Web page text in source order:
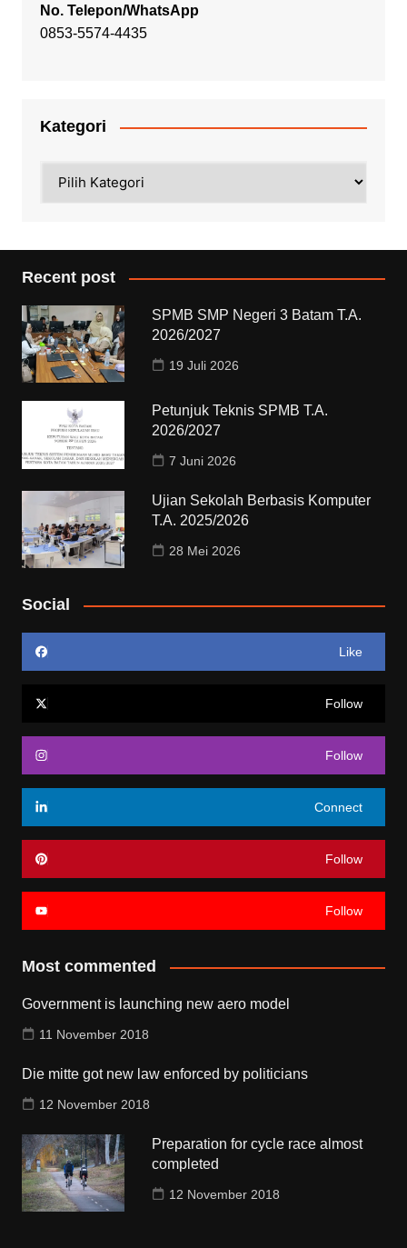
No. Telepon/WhatsApp
0853-5574-4435
Kategori
Recent post
SPMB SMP Negeri 3 Batam T.A.
2026/2027
19 Juli 2026
Petunjuk Teknis SPMB T.A.
2026/2027
7 Juni 2026
Ujian Sekolah Berbasis Komputer
T.A. 2025/2026
28 Mei 2026
Social
Like
Follow
Follow
Connect
Follow
Follow
Most commented
Government is launching new aero model
11 November 2018
Die mitte got new law enforced by politicians
12 November 2018
Preparation for cycle race almost
completed
12 November 2018